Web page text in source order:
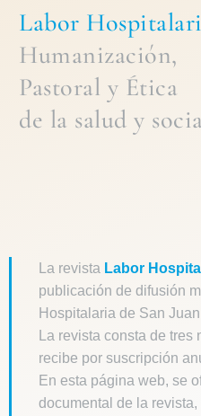
Labor
Humanización,
Pastoral y Ética
de la salud y
La revista Labor
publicación de difusión
Hospitalaria de San
La revista consta de
recibe por suscripción
En esta página web, se
documental de la